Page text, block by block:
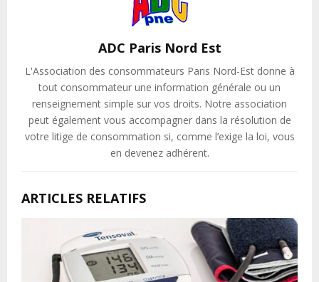
ADC Paris Nord Est
L'Association des consommateurs Paris Nord-Est donne à
tout consommateur une information générale ou un
renseignement simple sur vos droits. Notre association
peut également vous accompagner dans la résolution de
votre litige de consommation si, comme l’exige la loi, vous
en devenez adhérent.
ARTICLES RELATIFS